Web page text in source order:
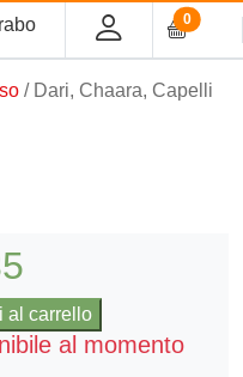
0
/ Dari, Chaara, Capelli
al carrello
al momento